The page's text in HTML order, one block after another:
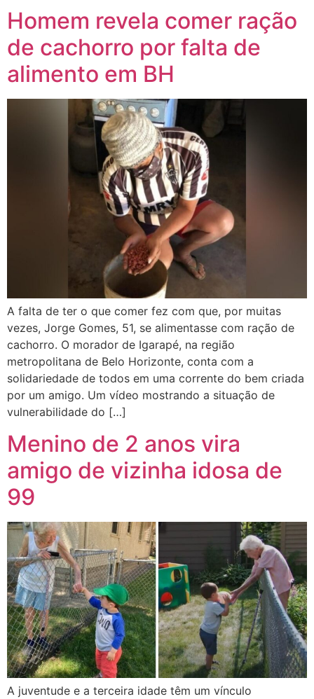
Homem revela comer ração
de cachorro por falta de
alimento em BH
A falta de ter o que comer fez com que, por muitas
vezes, Jorge Gomes, 51, se alimentasse com ração de
cachorro. O morador de Igarapé, na região
metropolitana de Belo Horizonte, conta com a
solidariedade de todos em uma corrente do bem criada
por um amigo. Um vídeo mostrando a situação de
vulnerabilidade do […]
Menino de 2 anos vira
amigo de vizinha idosa de
99
A juventude e a terceira idade têm um vínculo